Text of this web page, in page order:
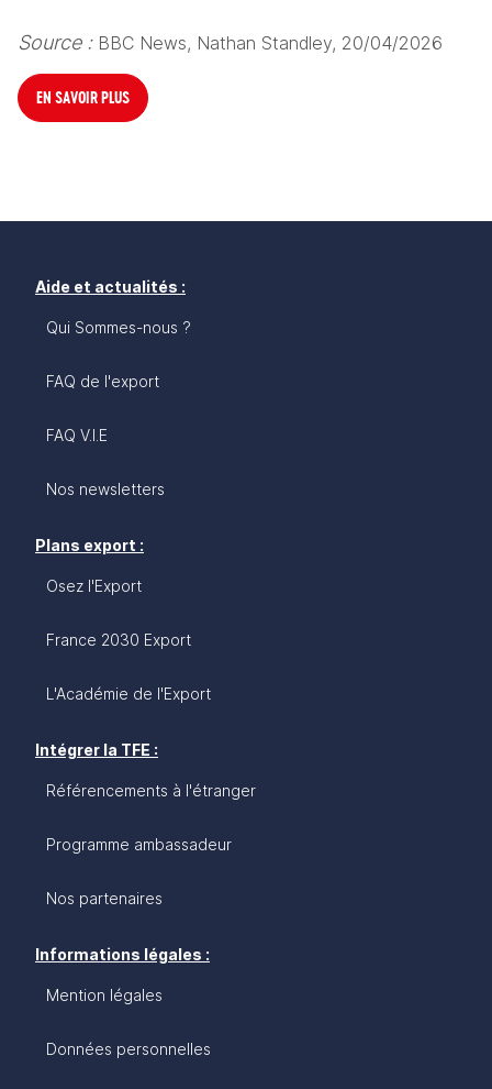
Source : BBC News, Nathan Standley, 20/04/2026
EN SAVOIR PLUS
Aide et actualités :
Qui Sommes-nous ?
FAQ de l'export
FAQ V.I.E
Nos newsletters
Plans export :
Osez l'Export
France 2030 Export
L'Académie de l'Export
Intégrer la TFE :
Référencements à l'étranger
Programme ambassadeur
Nos partenaires
Informations légales :
Mention légales
Données personnelles